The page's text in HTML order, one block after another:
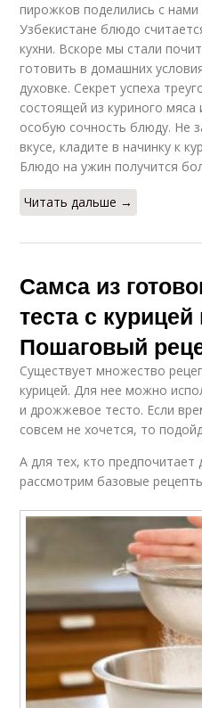
пирожков поделились с
Узбекистане блюдо
кухни. Вскоре мы стали
готовить в домашних
духовке. Секрет успеха
состоящей из куриного
особую сочность блюду. Не
вкусе, кладите в начинку к
Блюдо на ужин получится
Читать дальше →
Самса из
теста с
Пошаговый
Существует множество
курицей. Для нее можно
и дрожжевое тесто. Если
совсем не хочется, то
А для тех, кто предпочитает
рассмотрим базовые